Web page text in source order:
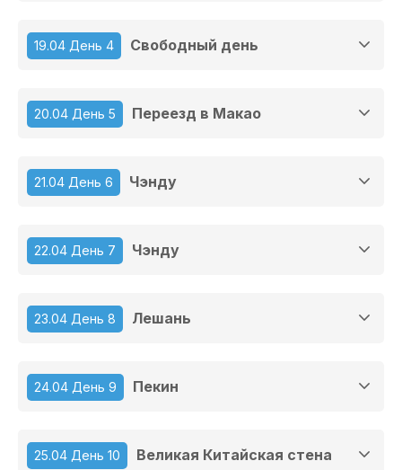
19.04 День 4 Свободный день
20.04 День 5 Переезд в Макао
21.04 День 6 Чэнду
22.04 День 7 Чэнду
23.04 День 8 Лешань
24.04 День 9 Пекин
25.04 День 10 Великая Китайская стена